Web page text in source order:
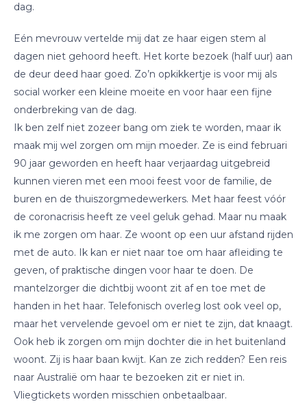
dag.
Eén mevrouw vertelde mij dat ze haar eigen stem al
dagen niet gehoord heeft. Het korte bezoek (half uur) aan
de deur deed haar goed. Zo’n opkikkertje is voor mij als
social worker een kleine moeite en voor haar een fijne
onderbreking van de dag.
Ik ben zelf niet zozeer bang om ziek te worden, maar ik
maak mij wel zorgen om mijn moeder. Ze is eind februari
90 jaar geworden en heeft haar verjaardag uitgebreid
kunnen vieren met een mooi feest voor de familie, de
buren en de thuiszorgmedewerkers. Met haar feest vóór
de coronacrisis heeft ze veel geluk gehad. Maar nu maak
ik me zorgen om haar. Ze woont op een uur afstand rijden
met de auto. Ik kan er niet naar toe om haar afleiding te
geven, of praktische dingen voor haar te doen. De
mantelzorger die dichtbij woont zit af en toe met de
handen in het haar. Telefonisch overleg lost ook veel op,
maar het vervelende gevoel om er niet te zijn, dat knaagt.
Ook heb ik zorgen om mijn dochter die in het buitenland
woont. Zij is haar baan kwijt. Kan ze zich redden? Een reis
naar Australië om haar te bezoeken zit er niet in.
Vliegtickets worden misschien onbetaalbaar.